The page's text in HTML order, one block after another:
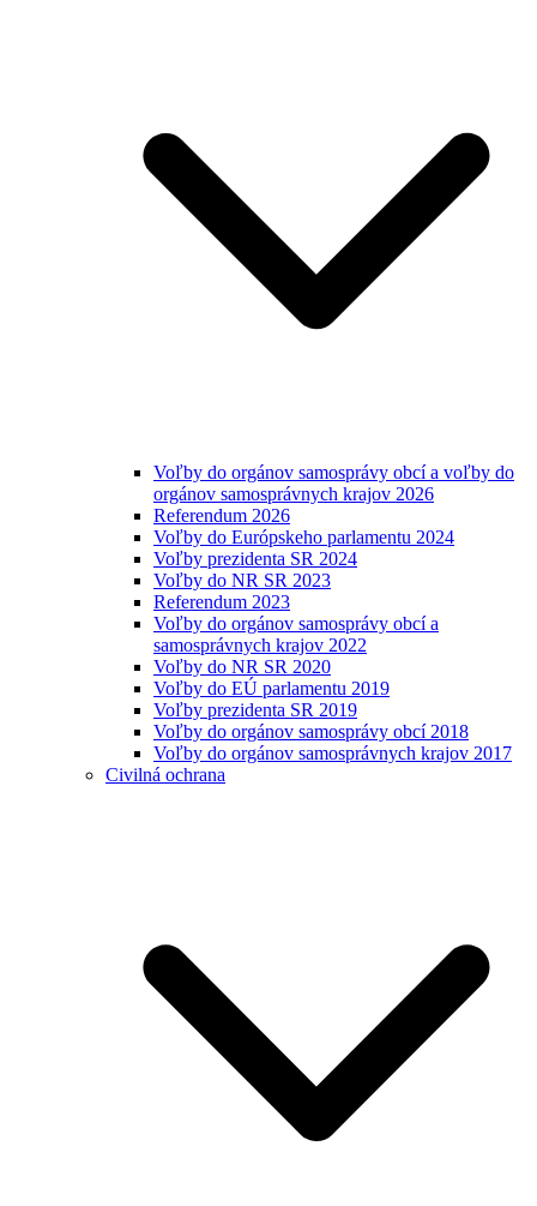
Voľby do orgánov samosprávy obcí a voľby do
orgánov samosprávnych krajov 2026
Referendum 2026
Voľby do Európskeho parlamentu 2024
Voľby prezidenta SR 2024
Voľby do NR SR 2023
Referendum 2023
Voľby do orgánov samosprávy obcí a
samosprávnych krajov 2022
Voľby do NR SR 2020
Voľby do EÚ parlamentu 2019
Voľby prezidenta SR 2019
Voľby do orgánov samosprávy obcí 2018
Voľby do orgánov samosprávnych krajov 2017
Civilná ochrana